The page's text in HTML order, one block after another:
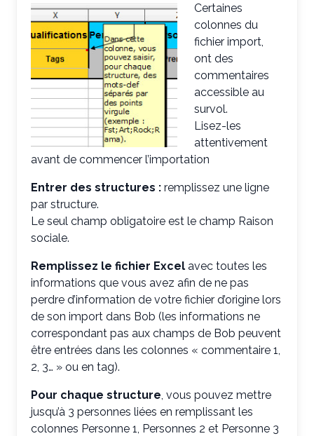
Certaines
colonnes du
fichier import,
ont des
commentaires
accessible au
survol.
Lisez-les
attentivement
avant de commencer l’importation
Entrer des structures : remplissez une ligne
par structure.
Le seul champ obligatoire est le champ Raison
sociale.
Remplissez le fichier Excel avec toutes les
informations que vous avez afin de ne pas
perdre d’information de votre fichier d’origine lors
de son import dans Bob (les informations ne
correspondant pas aux champs de Bob peuvent
être entrées dans les colonnes « commentaire 1,
2, 3… » ou en tag).
Pour chaque structure, vous pouvez mettre
jusqu’à 3 personnes liées en remplissant les
colonnes Personne 1, Personnes 2 et Personne 3